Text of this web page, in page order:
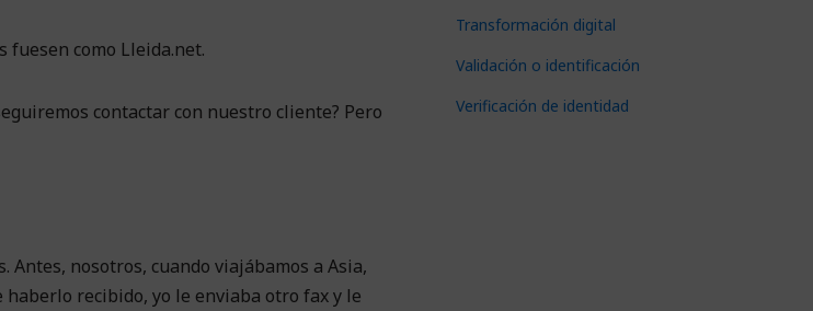
fuesen como Lleida.net.
contactar con nuestro cliente? Pero
Antes, nosotros, cuando viajábamos a Asia,
haberlo recibido, yo le enviaba otro fax y le
Transformación digital
Validación o identificación
Verificación de identidad